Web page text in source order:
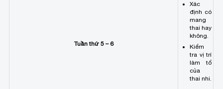
Tuần thứ 5 – 6
Xác
định có
mang
thai hay
không.
Kiểm
tra vị trí
làm tổ
của
thai nhi.